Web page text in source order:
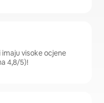
visoke ocjene
4,8/5)!